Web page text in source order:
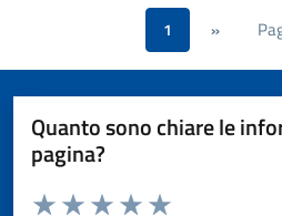
1 »
Quanto sono chiare le
pagina?
Valuta da 1 a 5 stelle la pagina